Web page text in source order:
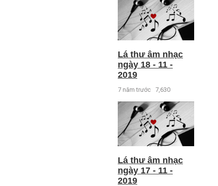
Lá thư âm nhạc
ngày 18 - 11 -
2019
7 năm trước 7,630
Lá thư âm nhạc
ngày 17 - 11 -
2019